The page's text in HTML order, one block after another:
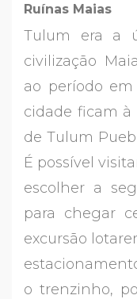
Ruínas Maias
Tulum era a
civilização
ao período
cidade ficam
de Tulum
É possível
escolher a
para chegar
excursão
o trenzinho,